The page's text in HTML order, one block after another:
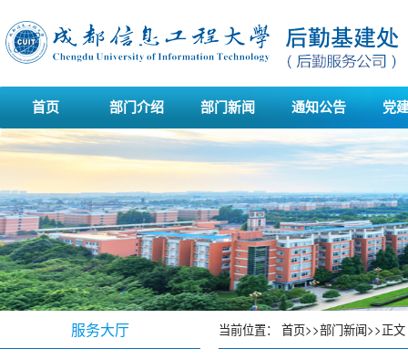
首页 部门介绍 部门新闻 通知公告 党
服务大厅 当前位置： 首页>>部门新闻>>正文